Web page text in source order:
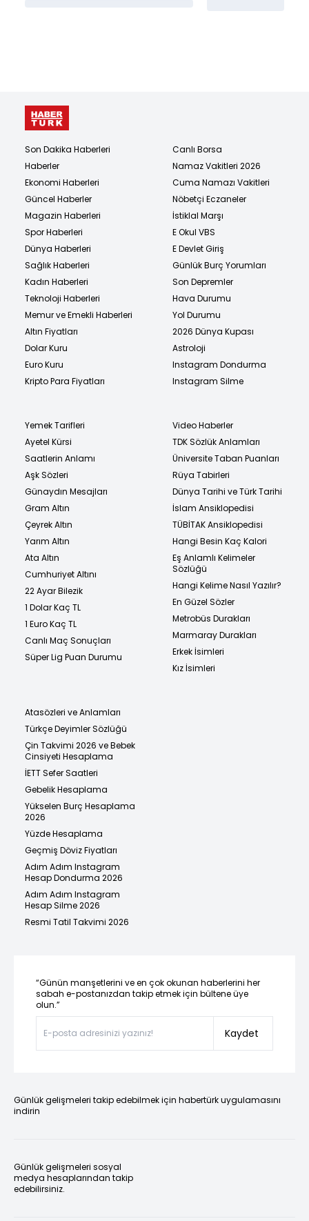
Son Dakika Haberleri
Haberler
Ekonomi Haberleri
Güncel Haberler
Magazin Haberleri
Spor Haberleri
Dünya Haberleri
Sağlık Haberleri
Kadın Haberleri
Teknoloji Haberleri
Memur ve Emekli Haberleri
Altın Fiyatları
Dolar Kuru
Euro Kuru
Kripto Para Fiyatları
Canlı Borsa
Namaz Vakitleri 2026
Cuma Namazı Vakitleri
Nöbetçi Eczaneler
İstiklal Marşı
E Okul VBS
E Devlet Giriş
Günlük Burç Yorumları
Son Depremler
Hava Durumu
Yol Durumu
2026 Dünya Kupası
Astroloji
Instagram Dondurma
Instagram Silme
Yemek Tarifleri
Ayetel Kürsi
Saatlerin Anlamı
Aşk Sözleri
Günaydın Mesajları
Gram Altın
Çeyrek Altın
Yarım Altın
Ata Altın
Cumhuriyet Altını
22 Ayar Bilezik
1 Dolar Kaç TL
1 Euro Kaç TL
Canlı Maç Sonuçları
Süper Lig Puan Durumu
Video Haberler
TDK Sözlük Anlamları
Üniversite Taban Puanları
Rüya Tabirleri
Dünya Tarihi ve Türk Tarihi
İslam Ansiklopedisi
TÜBİTAK Ansiklopedisi
Hangi Besin Kaç Kalori
Eş Anlamlı Kelimeler
Sözlüğü
Hangi Kelime Nasıl Yazılır?
En Güzel Sözler
Metrobüs Durakları
Marmaray Durakları
Erkek İsimleri
Kız İsimleri
Atasözleri ve Anlamları
Türkçe Deyimler Sözlüğü
Çin Takvimi 2026 ve Bebek
Cinsiyeti Hesaplama
İETT Sefer Saatleri
Gebelik Hesaplama
Yükselen Burç Hesaplama
2026
Yüzde Hesaplama
Geçmiş Döviz Fiyatları
Adım Adım Instagram
Hesap Dondurma 2026
Adım Adım Instagram
Hesap Silme 2026
Resmi Tatil Takvimi 2026
“Günün manşetlerini ve en çok okunan haberlerini her
sabah e-postanızdan takip etmek için bültene üye
olun.”
Kaydet
Günlük gelişmeleri takip edebilmek için habertürk uygulamasını
indirin
Günlük gelişmeleri sosyal
medya hesaplarından takip
edebilirsiniz.